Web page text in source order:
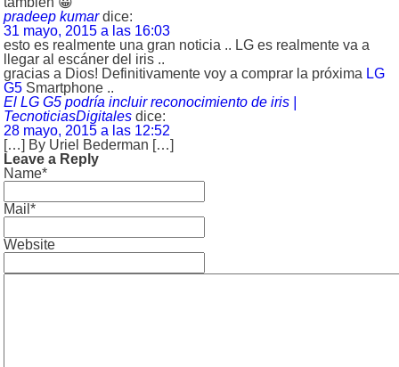
pradeep kumar dice:
31 mayo, 2015 a las 16:03
esto es realmente una gran noticia .. LG es realmente va a
llegar al escáner del iris ..
gracias a Dios! Definitivamente voy a comprar la próxima LG
G5 Smartphone ..
El LG G5 podría incluir reconocimiento de iris |
TecnoticiasDigitales dice:
28 mayo, 2015 a las 12:52
[…] By Uriel Bederman […]
Leave a Reply
Name*
Mail*
Website